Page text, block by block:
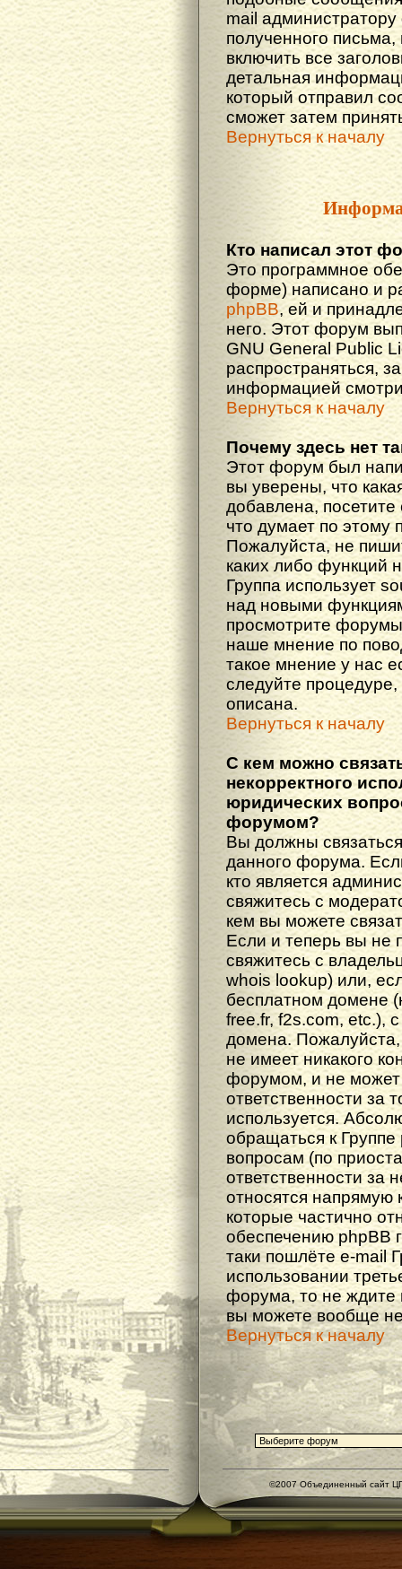
mail
полученного
включить все
детальная
который отправил
сможет затем
Вернуться к началу
Кто написал этот
Это программное
форме) написано и
phpBB, ей и
него. Этот форум
GNU General Public
распространяться,
информацией
Вернуться к началу
Почему здесь нет
Этот форум был
вы уверены, что
добавлена,
что думает по этому
Пожалуйста, не
каких либо функций
Группа использует
над новыми
просмотрите
наше мнение по
такое мнение у нас
следуйте процедуре,
описана.
Вернуться к началу
С кем можно
некорректного
юридических
форумом?
Вы должны
данного форума.
кто является
свяжитесь с
кем вы можете
Если и теперь вы не
свяжитесь с
whois lookup) или,
бесплатном домене
free.fr, f2s.com, etc.),
домена. Пожалуйста,
не имеет никакого
форумом, и не может
ответственности за
используется.
обращаться к
вопросам (по
ответственности за
относятся напрямую
которые частично
обеспечению phpBB
таки пошлёте e-mail
использовании
форума, то не ждите
вы можете вообще не
Вернуться к началу
©2007 Объединенный сайт